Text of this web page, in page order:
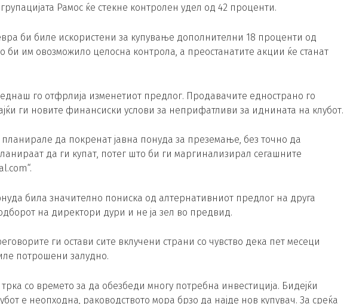
Рамос ќе стекне контролен удел од 42 проценти.
би биле искористени за купување дополнителни 18 проценти од
би им овозможило целосна контрола, а преостанатите акции ќе станат
го отфрлија изменетиот предлог. Продавачите еднострано го
ги новите финансиски услови за неприфатливи за иднината на клубот.
планирале да покренат јавна понуда за преземање, без точно да
да ги купат, потег што би ги маргинализирал сегашните
била значително пониска од алтернативниот предлог на друга
на директори дури и не ја зел во предвид.
ги остави сите вклучени страни со чувство дека пет месеци
потрошени залудно.
трка со времето за да обезбеди многу потребна инвестиција. Бидејќи
е неопходна, раководството мора брзо да најде нов купувач. За среќа